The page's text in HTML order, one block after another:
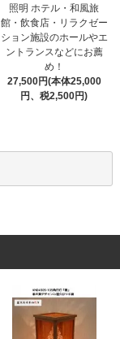
照明 ホテル・和風旅
館・飲食店・リラクゼー
ション施設のホールやエ
ントランスなどにお薦
め！
27,500円(本体25,000
円、税2,500円)